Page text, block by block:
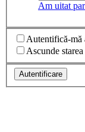
Am uitat
Autentifică-mă
Ascunde